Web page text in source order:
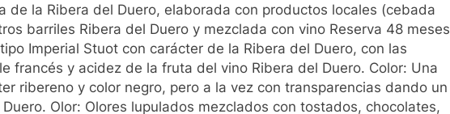
de la Ribera del Duero, elaborada con productos locales (cebada
barriles Ribera del Duero y mezclada con vino Reserva 48 meses
Imperial Stuot con carácter de la Ribera del Duero, con las
francés y acidez de la fruta del vino Ribera del Duero. Color: Una
ribereno y color negro, pero a la vez con transparencias dando un
Olor: Olores lupulados mezclados con tostados, chocolates,